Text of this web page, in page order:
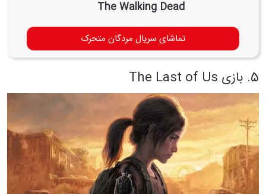
The Walking Dead
تماشای سریال مردگان متحرک
5. بازی The Last of Us